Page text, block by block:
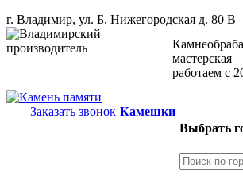
г. Владимир, ул. Б. Нижегородская д. 80 В
мастерская
работаем с
Заказать звонок Камешки
Выбрать